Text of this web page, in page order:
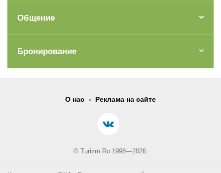
Общение
Бронирование
О нас . Реклама на сайте
© Turizm.Ru 1998—2026.